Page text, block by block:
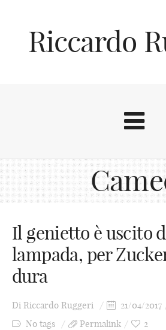
Riccardo
Il genietto è uscito
lampada, per
dura
Di Riccardo Ruggeri 21/04/2017
No tags
Permalink 2